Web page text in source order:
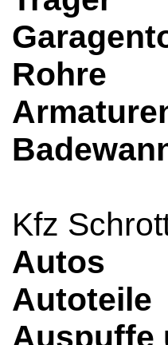
Rohre
Kfz
Autos
Autoteile
Auspuffe